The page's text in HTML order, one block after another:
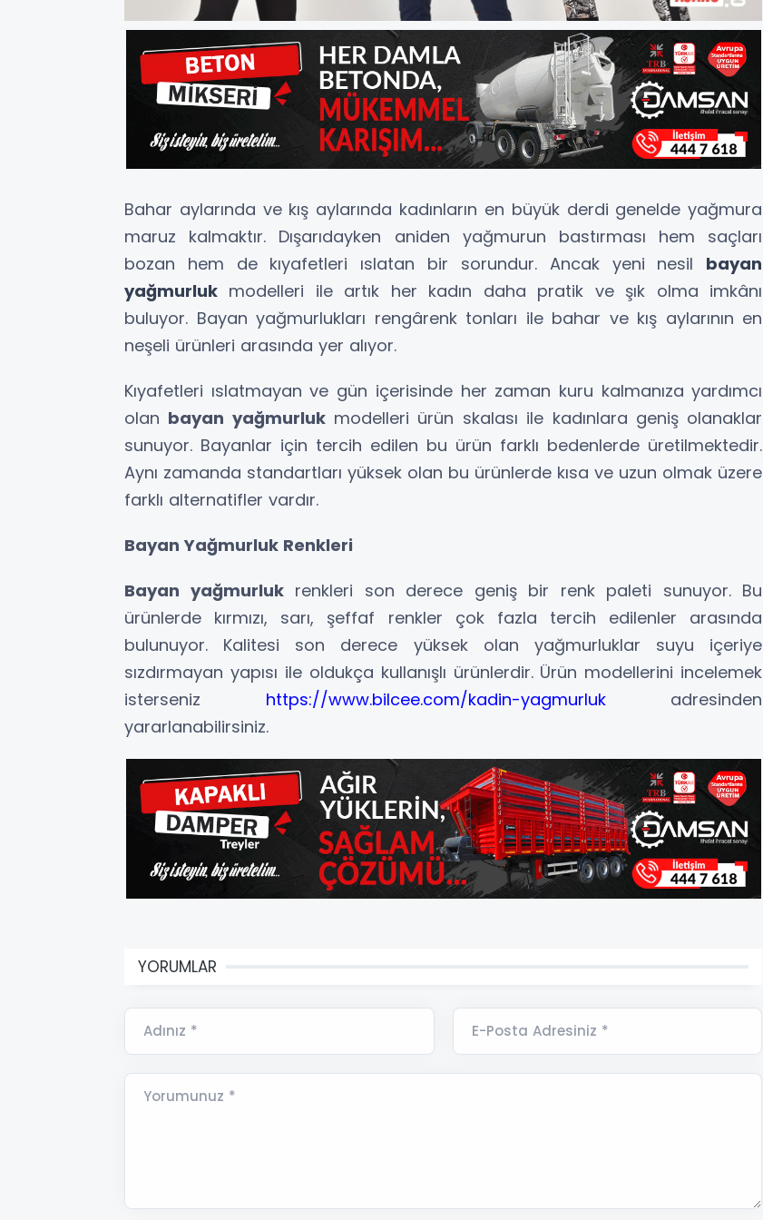
Bahar aylarında ve kış aylarında kadınların en büyük derdi genelde yağmura
maruz kalmaktır. Dışarıdayken aniden yağmurun bastırması hem saçları
bozan hem de kıyafetleri ıslatan bir sorundur. Ancak yeni nesil bayan
yağmurluk modelleri ile artık her kadın daha pratik ve şık olma imkânı
buluyor. Bayan yağmurlukları rengârenk tonları ile bahar ve kış aylarının en
neşeli ürünleri arasında yer alıyor.
Kıyafetleri ıslatmayan ve gün içerisinde her zaman kuru kalmanıza yardımcı
olan bayan yağmurlukmodelleri ürün skalası ile kadınlara geniş olanaklar
sunuyor. Bayanlar için tercih edilen bu ürün farklı bedenlerde üretilmektedir.
Aynı zamanda standartları yüksek olan bu ürünlerde kısa ve uzun olmak üzere
farklı alternatifler vardır.
Bayan Yağmurluk Renkleri
Bayan yağmurlukrenkleri son derece geniş bir renk paleti sunuyor. Bu
ürünlerde kırmızı, sarı, şeffaf renkler çok fazla tercih edilenler arasında
bulunuyor. Kalitesi son derece yüksek olan yağmurluklar suyu içeriye
sızdırmayan yapısı ile oldukça kullanışlı ürünlerdir. Ürün modellerini incelemek
isterseniz https://www.bilcee.com/kadin-yagmurlukadresinden
yararlanabilirsiniz.
YORUMLAR
Adınız * E-Posta Adresiniz *
Yorumunuz *